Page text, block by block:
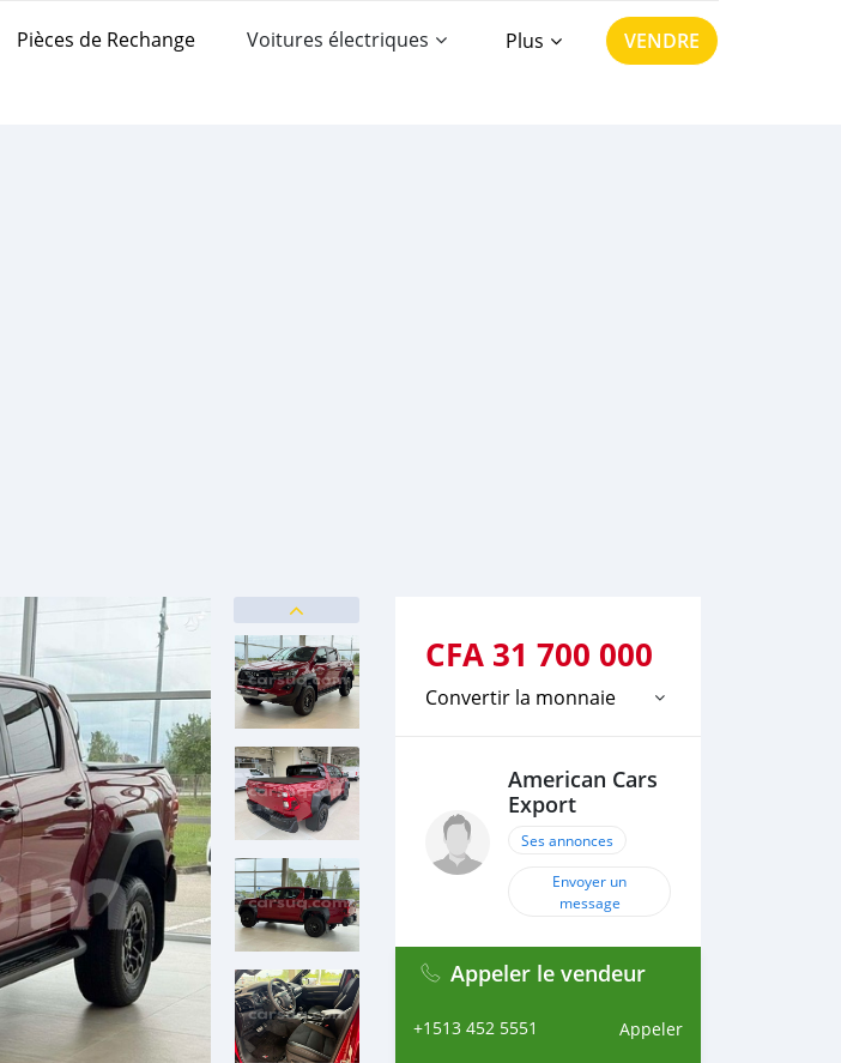
Pièces de Rechange Voitures électriques Plus VENDRE
CFA 31 700 000
Convertir la monnaie
American Cars
Export
Ses annonces
Envoyer un
message
Appeler le vendeur
+1513 452 5551 Appeler